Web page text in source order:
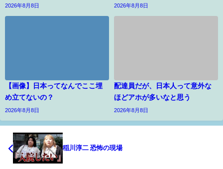
2026年8月8日 2026年8月8日
【画像】日本ってなんでここ埋
め立てないの？
2026年8月8日
配達員だが、日本人って意外な
ほどアホが多いなと思う
2026年8月8日
稲川淳二 恐怖の現場